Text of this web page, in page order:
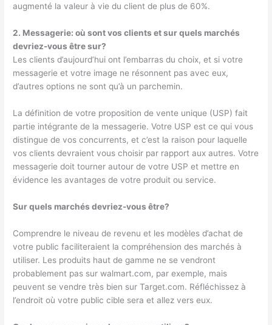
augmenté la valeur à vie du client de plus de 60%.
2. Messagerie: où sont vos clients et sur quels marchés
devriez-vous être sur?
Les clients d’aujourd’hui ont l’embarras du choix, et si votre
messagerie et votre image ne résonnent pas avec eux,
d’autres options ne sont qu’à un parchemin.
La définition de votre proposition de vente unique (USP) fait
partie intégrante de la messagerie. Votre USP est ce qui vous
distingue de vos concurrents, et c’est la raison pour laquelle
vos clients devraient vous choisir par rapport aux autres. Votre
messagerie doit tourner autour de votre USP et mettre en
évidence les avantages de votre produit ou service.
Sur quels marchés devriez-vous être?
Comprendre le niveau de revenu et les modèles d’achat de
votre public faciliteraient la compréhension des marchés à
utiliser. Les produits haut de gamme ne se vendront
probablement pas sur walmart.com, par exemple, mais
peuvent se vendre très bien sur Target.com. Réfléchissez à
l’endroit où votre public cible sera et allez vers eux.